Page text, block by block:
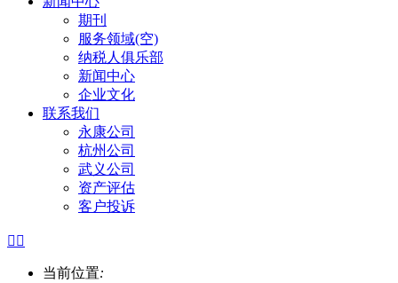
期刊
服务领域(空)
纳税人俱乐部
新闻中心
企业文化
联系我们
永康公司
杭州公司
武义公司
资产评估
客户投诉
 
当前位置: